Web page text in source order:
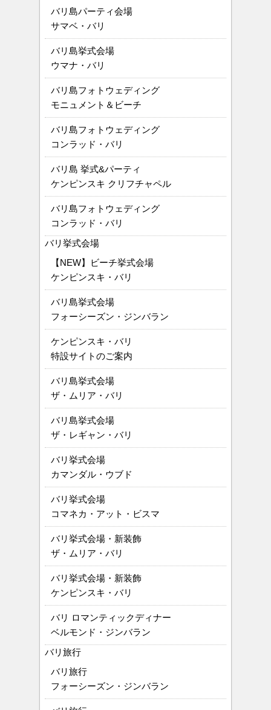
バリ島パーティ会場
サマベ・バリ
バリ島挙式会場
ウマナ・バリ
バリ島フォトウェディング
モニュメント＆ビーチ
バリ島フォトウェディング
コンラッド・バリ
バリ島 挙式&パーティ
ケンピンスキ クリフチャペル
バリ島フォトウェディング
コンラッド・バリ
バリ挙式会場
【NEW】ビーチ挙式会場
ケンピンスキ・バリ
バリ島挙式会場
フォーシーズン・ジンバラン
ケンピンスキ・バリ
特設サイトのご案内
バリ島挙式会場
ザ・ムリア・バリ
バリ島挙式会場
ザ・レギャン・バリ
バリ挙式会場
カマンダル・ウブド
バリ挙式会場
コマネカ・アット・ビスマ
バリ挙式会場・新装飾
ザ・ムリア・バリ
バリ挙式会場・新装飾
ケンピンスキ・バリ
バリ ロマンティックディナー
ベルモンド・ジンバラン
バリ旅行
バリ旅行
フォーシーズン・ジンバラン